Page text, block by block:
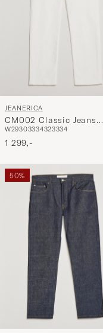
JEANERICA
CM002 Classic Jeans
Natural White
W29303334323334
1 299,-
50%